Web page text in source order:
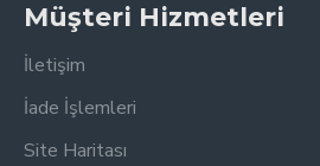
Müşteri Hizmetleri
İletişim
İade İşlemleri
Site Haritası